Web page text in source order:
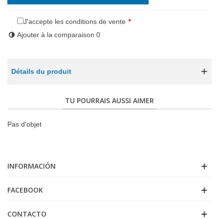
J'accepte les conditions de vente *
Ajouter à la comparaison 0
Détails du produit
TU POURRAIS AUSSI AIMER
Pas d'objet
INFORMACIÓN
FACEBOOK
CONTACTO